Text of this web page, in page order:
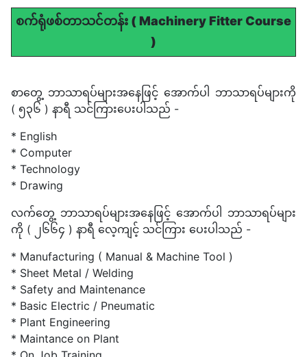
စက်ရုံဖစ်တာသင်တန်း ( Machinery Fitter Course
)
စာတွေ့ ဘာသာရပ်များအနေဖြင့် အောက်ပါ ဘာသာရပ်များကို
( ၅၃၆ ) နာရီ သင်ကြားပေးပါသည် -
* English
* Computer
* Technology
* Drawing
လက်တွေ့ ဘာသာရပ်များအနေဖြင့် အောက်ပါ ဘာသာရပ်များ
ကို ( ၂၆၆၄ ) နာရီ လေ့ကျင့် သင်ကြား ပေးပါသည် -
* Manufacturing ( Manual & Machine Tool )
* Sheet Metal / Welding
* Safety and Maintenance
* Basic Electric / Pneumatic
* Plant Engineering
* Maintance on Plant